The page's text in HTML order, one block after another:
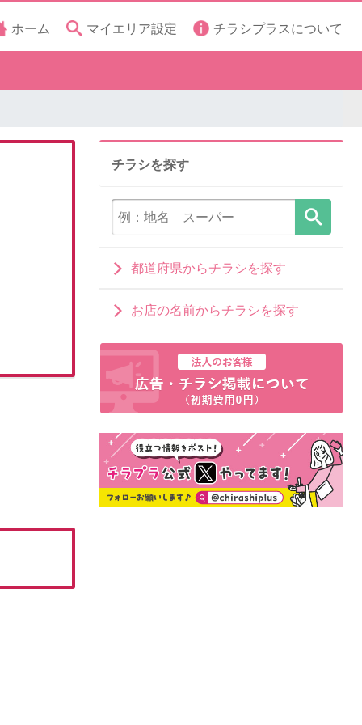
ホーム マイエリア設定 チラシプラスについて
チラシを探す
都道府県からチラシを探す
お店の名前からチラシを探す